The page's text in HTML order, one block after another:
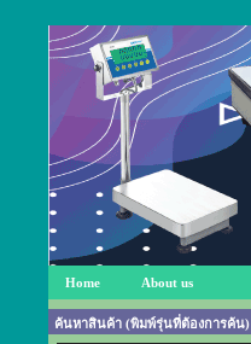
Home About us
ค้นหาสินค้า (พิมพ์รุ่นที่ต้องการค้น)